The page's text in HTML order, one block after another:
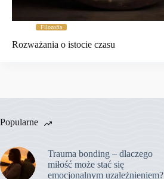
Filozofia
Rozważania o istocie czasu
Popularne
Trauma bonding – dlaczego
miłość może stać się
emocjonalnym uzależnieniem?